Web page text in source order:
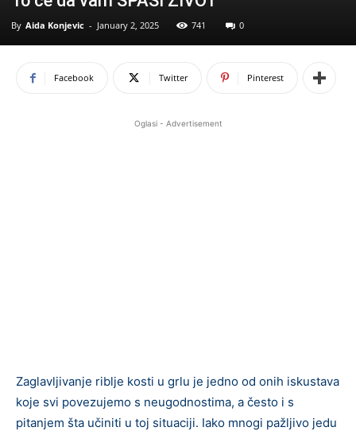
By Aida Konjevic - January 2, 2025 741 0
Facebook Twitter Pinterest
Oglasi - Advertisement
Zaglavljivanje riblje kosti u grlu je jedno od onih iskustava
koje svi povezujemo s neugodnostima, a često i s
pitanjem šta učiniti u toj situaciji. Iako mnogi pažljivo jedu